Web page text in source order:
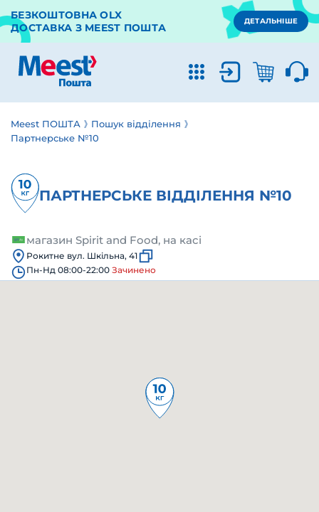
БЕЗКОШТОВНА OLX
ДОСТАВКА З MEEST ПОШТА
ДЕТАЛЬНІШЕ
Meest ПОШТА
Пошук відділення
Партнерське №10
ПАРТНЕРСЬКЕ ВІДДІЛЕННЯ №10
магазин Spirit and Food, на касі
Рокитне вул. Шкільна, 41
Пн-Нд 08:00-22:00 Зачинено